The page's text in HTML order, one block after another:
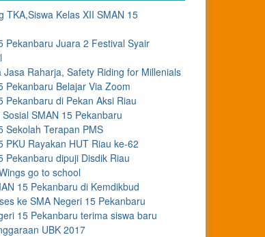
TKA,Siswa Kelas XII SMAN 15
Pekanbaru Juara 2 Festival Syair
Jasa Raharja, Safety Riding for Millenials
Pekanbaru Belajar Via Zoom
Pekanbaru di Pekan Aksi Riau
SMAN 15 Pekanbaru
Sekolah Terapan PMS
PKU Rayakan HUT Riau ke-62
Pekanbaru dipuji Disdik Riau
go to school
15 Pekanbaru di Kemdikbud
ke SMA Negeri 15 Pekanbaru
15 Pekanbaru terima siswa baru
UBK 2017